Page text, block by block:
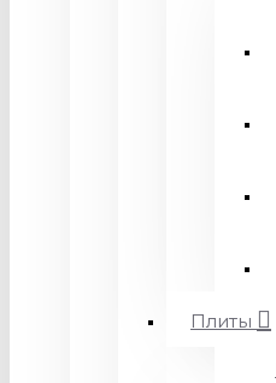
Плиты